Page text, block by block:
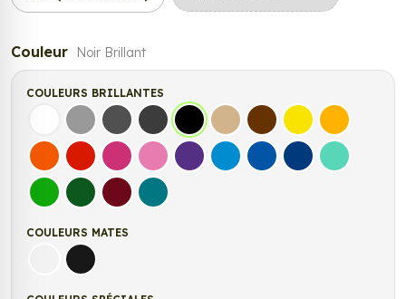
Couleur Noir Brillant
COULEURS BRILLANTES
Blanc Gris Gris FoncéGris Anthracite
Noir Beige Marron Jaune ClairJaune
OrangeRouge FuchsiaRose Violet Bleu clairBleu MoyenBleu FoncéBleu Vert
Vert clairVert FoncéBordeauxTurquoise
COULEURS MATES
Blanc matNoir Mat